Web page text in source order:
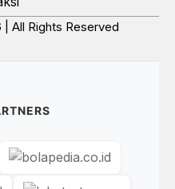
All Rights Reserved